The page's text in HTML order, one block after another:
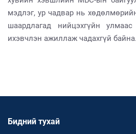
мэдлэг, ур чадвар нь
шаардлагад нийцэхгүйн
ихэвчлэн ажиллаж чадахгүй байна.
Бидний тухай